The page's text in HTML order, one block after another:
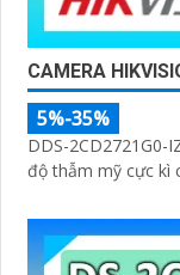
CAMERA
5%-35%
DDS-2CD2721G0-
độ thẫm mỹ cực kì